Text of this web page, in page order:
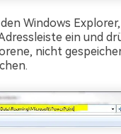
Windows
ein und
nicht